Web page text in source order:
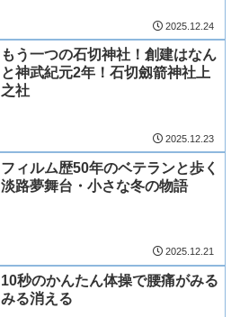
2025.12.24
もう一つの石切神社！創建はなん
と神武紀元2年！石切劔箭神社上
之社
2025.12.23
フィルム歴50年のベテランと歩く
淡路夢舞台・小さな冬の物語
2025.12.21
10秒のかんたん体操で腰痛がみる
みる消える